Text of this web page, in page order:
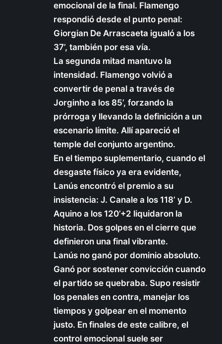
emocional de la final. Flamengo
respondió desde el punto penal:
Giorgian De Arrascaeta igualó a los
37’, también por esa vía.
La segunda mitad mantuvo la
intensidad. Flamengo volvió a
convertir de penal a través de
Jorginho a los 85’, forzando la
prórroga y llevando la definición a un
escenario límite. Allí apareció el
temple del conjunto argentino.
En el tiempo suplementario, cuando el
desgaste físico ya era evidente,
Lanús encontró el premio a su
insistencia: J. Canale a los 118’ y D.
Aquino a los 120’+2 liquidaron la
historia. Dos golpes en el cierre que
definieron una final vibrante.
Lanús no ganó por dominio absoluto.
Ganó por sostener convicción cuando
el partido se quebraba. Supo resistir
los penales en contra, manejar los
tiempos y golpear en el momento
justo. En finales de este calibre, el
control emocional suele ser